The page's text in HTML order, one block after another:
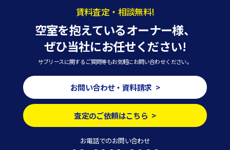
賃料査定・相談無料!
空室を抱えているオーナー様、
ぜひ当社にお任せください!
サブリースに関するご質問等もお気軽にお問い合わせください。
お問い合わせ・資料請求 >
査定のご依頼はこちら >
お電話でのお問い合わせ